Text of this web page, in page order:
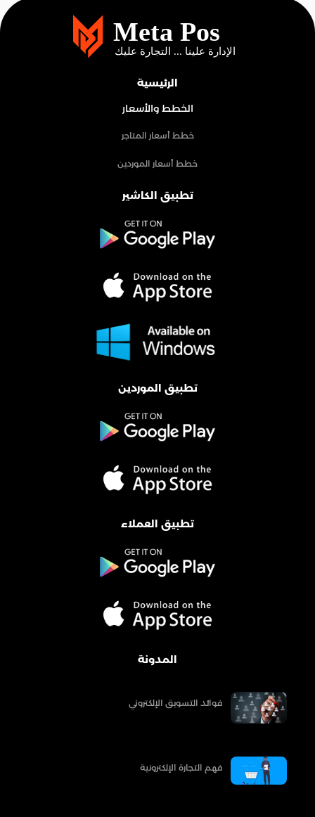
الرئيسية
الخطط والأسعار
خطط أسعار المتاجر
خطط أسعار الموردين
تطبيق الكاشير
تطبيق الموردين
تطبيق العملاء
المدونة
فوائد التسويق الإلكتروني
فهم التجارة الإلكترونية